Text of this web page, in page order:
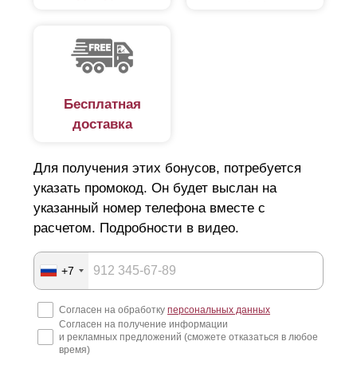
Бесплатная
доставка
Для получения этих бонусов, потребуется
указать промокод. Он будет выслан на
указанный номер телефона вместе с
расчетом. Подробности в видео.
+7
Согласен на обработку персональных данных
Согласен на получение информации
и рекламных предложений (сможете отказаться в любое
время)